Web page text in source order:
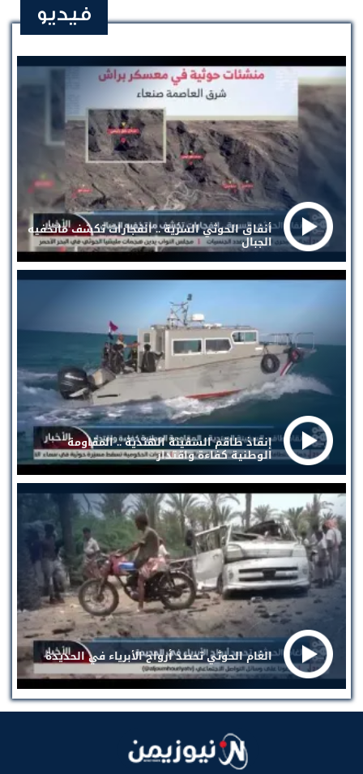
فيديو
أنفاق الحوثي السرية .. انفجارات تكشف ماتخفيه
الجبال
إنقاذ طاقم السفينة الهندية .. المقاومة
الوطنية كفاءة واقتدار
الغام الحوثي تحصد أرواح الأبرياء في الحديدة